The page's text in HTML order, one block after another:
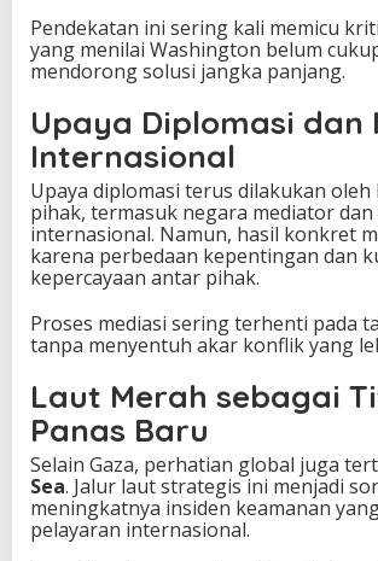
Pendekatan ini sering kali memicu
yang menilai Washington belum
mendorong solusi jangka panjang.
Upaya Diplomasi dan
Internasional
Upaya diplomasi terus dilakukan oleh
pihak, termasuk negara mediator
internasional. Namun, hasil konkret
karena perbedaan kepentingan dan
kepercayaan antar pihak.
Proses mediasi sering terhenti pada
tanpa menyentuh akar konflik yang
Laut Merah sebagai
Panas Baru
Selain Gaza, perhatian global juga
Sea. Jalur laut strategis ini menjadi
meningkatnya insiden keamanan
pelayaran internasional.